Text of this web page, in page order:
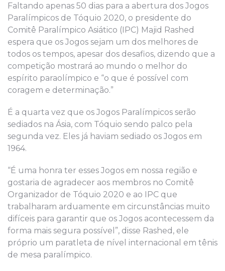
Faltando apenas 50 dias para a abertura dos Jogos
Paralímpicos de Tóquio 2020, o presidente do
Comitê Paralímpico Asiático (IPC) Majid Rashed
espera que os Jogos sejam um dos melhores de
todos os tempos, apesar dos desafios, dizendo que a
competição mostrará ao mundo o melhor do
espírito paraolímpico e “o que é possível com
coragem e determinação.”
É a quarta vez que os Jogos Paralímpicos serão
sediados na Ásia, com Tóquio sendo palco pela
segunda vez. Eles já haviam sediado os Jogos em
1964.
“É uma honra ter esses Jogos em nossa região e
gostaria de agradecer aos membros no Comitê
Organizador de Tóquio 2020 e ao IPC que
trabalharam arduamente em circunstâncias muito
difíceis para garantir que os Jogos acontecessem da
forma mais segura possível”, disse Rashed, ele
próprio um paratleta de nível internacional em tênis
de mesa paralímpico.